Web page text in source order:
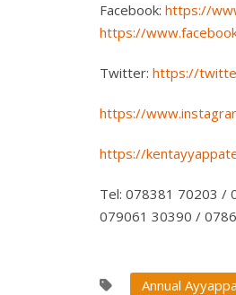
Facebook: https://
https://
Twitter: https://
https://
https://
Tel: 078381 70203 /
079061 30390 /
Annual